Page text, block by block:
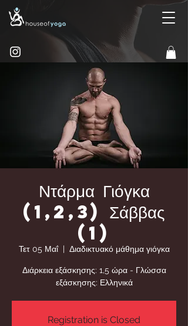
Ντάρμα Γιόγκα
(1,2,3) Σάββας
(1)
Τετ 05 Μαΐ
  |
Διαδικτυακό μάθημα γιόγκα
Διάρκεια εξάσκησης: 1,5 ώρα - Γλώσσα
εξάσκησης: Ελληνικά
Registration is Closed